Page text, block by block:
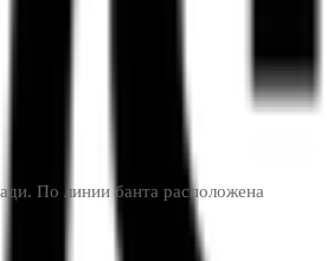
По линии банта расположена